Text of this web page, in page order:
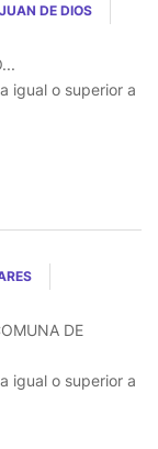
DE DIOS
igual o superior a
DE
igual o superior a